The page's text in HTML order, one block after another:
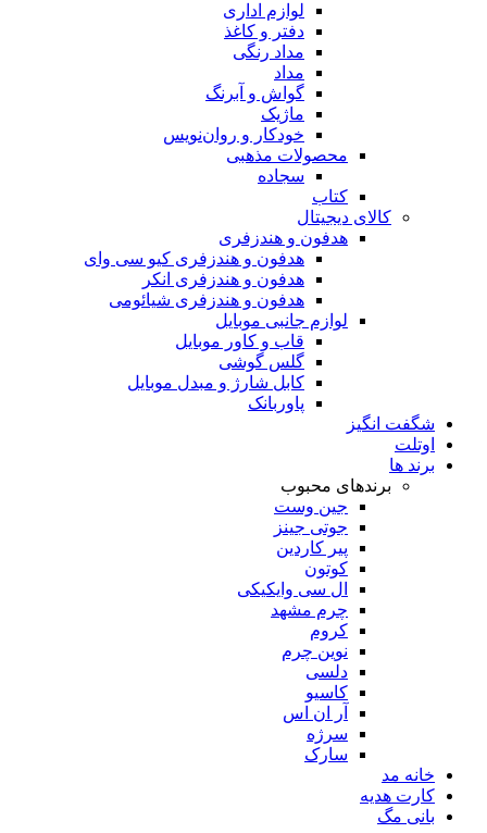
لوازم اداری
دفتر و کاغذ
مداد رنگی
مداد
گواش و آبرنگ
ماژیک
خودکار و روان‌نویس
محصولات مذهبی
سجاده
کتاب
کالای دیجیتال
هدفون و هندزفری
هدفون و هندزفری کیو سی وای
هدفون و هندزفری انکر
هدفون و هندزفری شیائومی
لوازم جانبی موبایل
قاب و کاور موبایل
گلس گوشی
کابل شارژ و مبدل موبایل
پاوربانک
شگفت انگیز
اوتلت
برند ها
برندهای محبوب
جین وست
جوتی جینز
پیر کاردین
کوتون
ال سی وایکیکی
چرم مشهد
کروم
نوین چرم
دلسی
کاسیو
آر ان اس
سرژه
سارک
خانه مد
کارت هدیه
بانی مگ